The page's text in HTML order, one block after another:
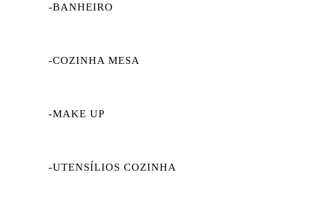
-BANHEIRO
-COZINHA MESA
-MAKE UP
-UTENSÍLIOS COZINHA